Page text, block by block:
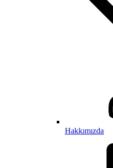
Hakkımızda